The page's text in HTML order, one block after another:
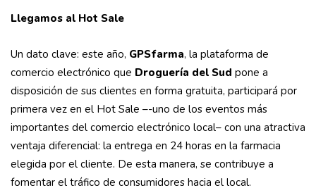
Llegamos al Hot Sale
Un dato clave: este año, GPSfarma, la plataforma de
comercio electrónico que Droguería del Sud pone a
disposición de sus clientes en forma gratuita, participará por
primera vez en el Hot Sale –-uno de los eventos más
importantes del comercio electrónico local– con una atractiva
ventaja diferencial: la entrega en 24 horas en la farmacia
elegida por el cliente. De esta manera, se contribuye a
fomentar el tráfico de consumidores hacia el local.